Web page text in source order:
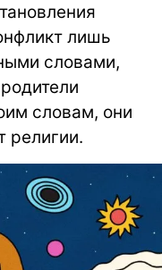
лишь
словами,
словам, они
религии.